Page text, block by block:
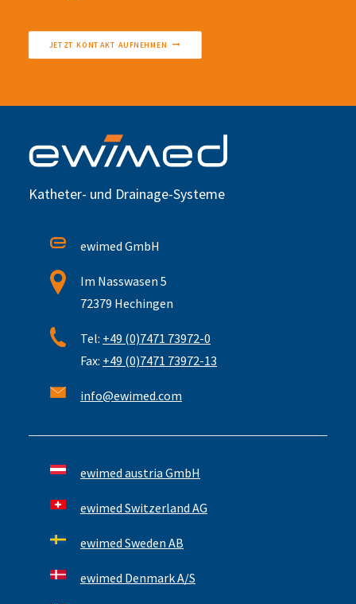
JETZT KONTAKT AUFNEHMEN
Katheter- und Drainage-Systeme
ewimed GmbH
Im Nasswasen 5
72379 Hechingen
Tel: +49 (0)7471 73972-0
Fax: +49 (0)7471 73972-13
info@ewimed.com
ewimed austria GmbH
ewimed Switzerland AG
ewimed Sweden AB
ewimed Denmark A/S